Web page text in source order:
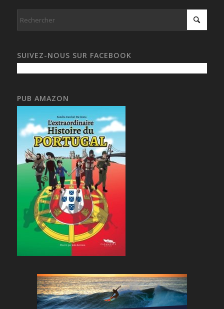
SUIVEZ-NOUS SUR FACEBOOK
PUB AMAZON